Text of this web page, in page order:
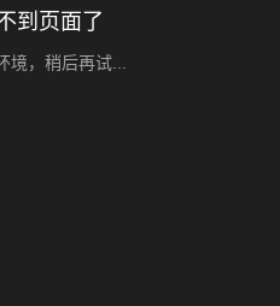
到页面了
境，稍后再试...